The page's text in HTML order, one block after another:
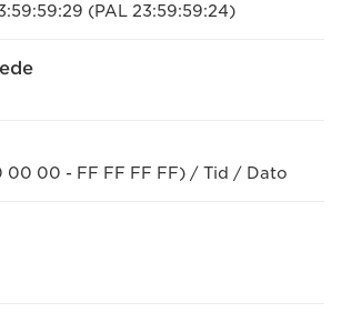
(PAL 23:59:59:24)
00 00 - FF FF FF FF) / Tid / Dato